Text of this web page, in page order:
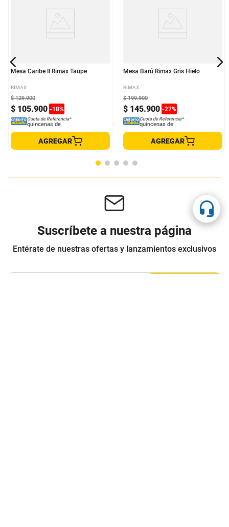
Mesa Caribe II Rimax Taupe
RIMAX
$ 105.900 -18%
$ 129.900
Cuota de Referencia*
quincenas de
AGREGAR
Mesa Barú Rimax Gris Hielo
RIMAX
$ 145.900 -27%
$ 199.900
Cuota de Referencia*
quincenas de
AGREGAR
Suscríbete a nuestra página
Entérate de nuestras ofertas y lanzamientos exclusivos